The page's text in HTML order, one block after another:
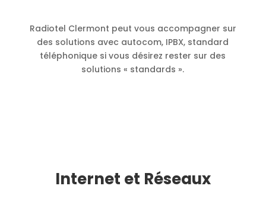
Radiotel Clermont peut vous accompagner sur
des solutions avec autocom, IPBX, standard
téléphonique si vous désirez rester sur des
solutions « standards ».
Internet et Réseaux